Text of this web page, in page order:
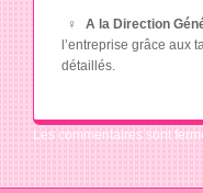
A la Direction
l’entreprise grâce aux
détaillés.
Les commentaires sont